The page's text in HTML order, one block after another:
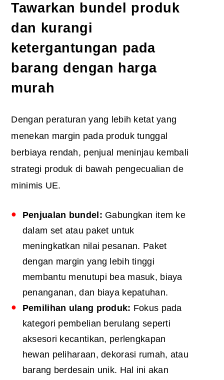
Tawarkan bundel produk
dan kurangi
ketergantungan pada
barang dengan harga
murah
Dengan peraturan yang lebih ketat yang
menekan margin pada produk tunggal
berbiaya rendah, penjual meninjau kembali
strategi produk di bawah pengecualian de
minimis UE.
Penjualan bundel: Gabungkan item ke
dalam set atau paket untuk
meningkatkan nilai pesanan. Paket
dengan margin yang lebih tinggi
membantu menutupi bea masuk, biaya
penanganan, dan biaya kepatuhan.
Pemilihan ulang produk: Fokus pada
kategori pembelian berulang seperti
aksesori kecantikan, perlengkapan
hewan peliharaan, dekorasi rumah, atau
barang berdesain unik. Hal ini akan